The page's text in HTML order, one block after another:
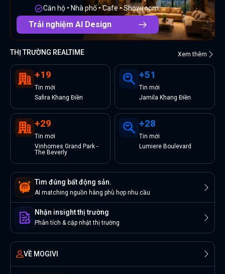
Căn hộ • Nhà phố • Cafe • Showroom
Trải nghiệm AI Design
THỊ TRƯỜNG REALTIME Xem thêm
+19
Tin mới
Safira Khang Điền
+51
Tin mới
Jamila Khang Điền
+29
Tin mới
Vinhomes Grand Park -
The Beverly
+28
Tin mới
Lumiere Boulevard
Tìm đúng bất động sản.
AI matching nguồn hàng phù hợp nhu cầu
Nhận insight thị trường
Phân tích & cập nhật thị trường
VỀ MOGIVI